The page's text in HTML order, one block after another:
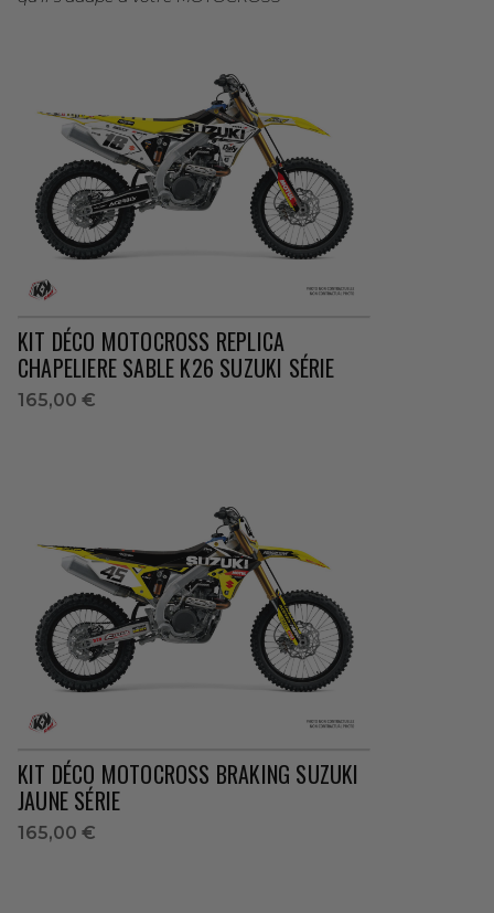
KIT DÉCO MOTOCROSS REPLICA
CHAPELIERE SABLE K26 SUZUKI SÉRIE
165,00 €
KIT DÉCO MOTOCROSS BRAKING SUZUKI
JAUNE SÉRIE
165,00 €